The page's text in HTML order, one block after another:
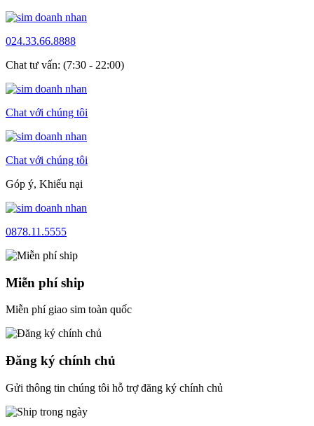
024.33.66.8888
Chat tư vấn: (7:30 - 22:00)
Chat với chúng tôi
Chat với chúng tôi
Góp ý, Khiếu nại
0878.11.5555
Miễn phí ship
Miễn phí giao sim toàn quốc
Đăng ký chính chủ
Gửi thông tin chúng tôi hỗ trợ đăng ký chính chủ